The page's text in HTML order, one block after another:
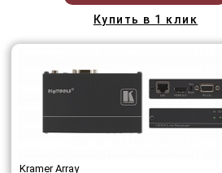
Купить в 1 клик
Kramer Array